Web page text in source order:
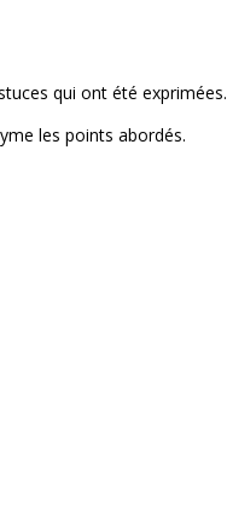
qui ont été exprimées.
les points abordés.